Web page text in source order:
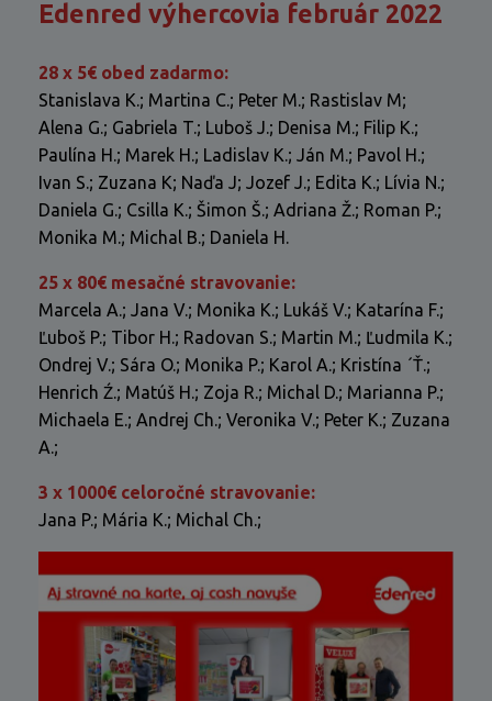
Edenred výhercovia február 2022
28 x 5€ obed zadarmo:
Stanislava K.; Martina C.; Peter M.; Rastislav M;
Alena G.; Gabriela T.; Luboš J.; Denisa M.; Filip K.;
Paulína H.; Marek H.; Ladislav K.; Ján M.; Pavol H.;
Ivan S.; Zuzana K; Naďa J; Jozef J.; Edita K.; Lívia N.;
Daniela G.; Csilla K.; Šimon Š.; Adriana Ž.; Roman P.;
Monika M.; Michal B.; Daniela H.
25 x 80€ mesačné stravovanie:
Marcela A.; Jana V.; Monika K.; Lukáš V.; Katarína F.;
Ľuboš P.; Tibor H.; Radovan S.; Martin M.; Ľudmila K.;
Ondrej V.; Sára O.; Monika P.; Karol A.; Kristína ´Ť.;
Henrich Ź.; Matúš H.; Zoja R.; Michal D.; Marianna P.;
Michaela E.; Andrej Ch.; Veronika V.; Peter K.; Zuzana
A.;
3 x 1000€ celoročné stravovanie:
Jana P.; Mária K.; Michal Ch.;